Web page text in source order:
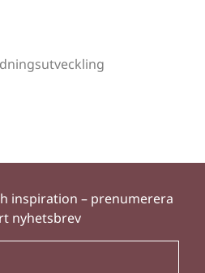
inspiration – prenumerera
nyhetsbrev